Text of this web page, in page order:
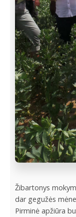
Žibartonys
dar gegužės
Pirminė apžiūra